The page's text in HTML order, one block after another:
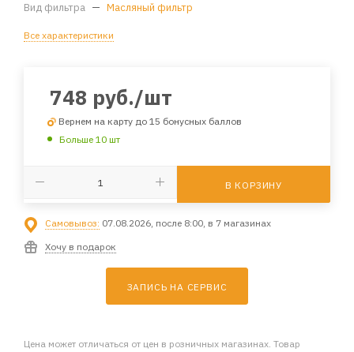
Вид фильтра — Масляный фильтр
Все характеристики
748 руб./шт
Вернем на карту до 15 бонусных баллов
Больше 10 шт
В КОРЗИНУ
Самовывоз: 07.08.2026, после 8:00, в 7 магазинах
Хочу в подарок
ЗАПИСЬ НА СЕРВИС
Цена может отличаться от цен в розничных магазинах. Товар